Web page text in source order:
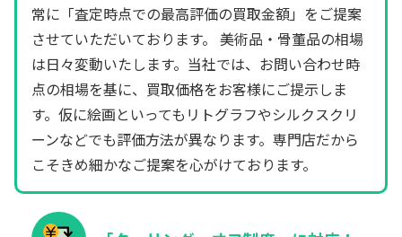
常に「査定時点での最高評価の買取金額」をご提案
させていただいております。 美術品・骨董品の相場
は日々変動いたします。当社では、お問い合わせ時
点の相場を基に、買取価格をお客様にご提示しま
す。仮に絵画といってもリトグラフやシルクスクリ
ーンなどでも評価方法が異なります。専門店だから
こそきめ細かなご提案を心がけております。